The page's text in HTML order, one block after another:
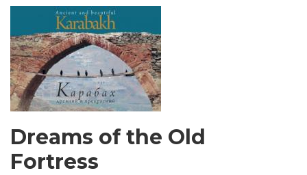
Dreams of the Old
Fortress